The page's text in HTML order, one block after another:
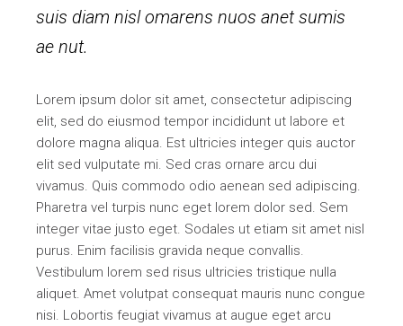
suis diam nisl omarens nuos anet sumis
ae nut.
Lorem ipsum dolor sit amet, consectetur adipiscing
elit, sed do eiusmod tempor incididunt ut labore et
dolore magna aliqua. Est ultricies integer quis auctor
elit sed vulputate mi. Sed cras ornare arcu dui
vivamus. Quis commodo odio aenean sed adipiscing.
Pharetra vel turpis nunc eget lorem dolor sed. Sem
integer vitae justo eget. Sodales ut etiam sit amet nisl
purus. Enim facilisis gravida neque convallis.
Vestibulum lorem sed risus ultricies tristique nulla
aliquet. Amet volutpat consequat mauris nunc congue
nisi. Lobortis feugiat vivamus at augue eget arcu